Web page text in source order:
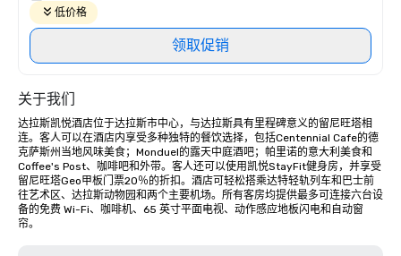
低价格
领取促销
关于我们
达拉斯凯悦酒店位于达拉斯市中心，与达拉斯具有里程碑意义的留尼旺塔相
连。客人可以在酒店内享受多种独特的餐饮选择，包括Centennial Cafe的德
克萨斯州当地风味美食；Monduel的露天中庭酒吧；帕里诺的意大利美食和
Coffee's Post、咖啡吧和外带。客人还可以使用凯悦StayFit健身房，并享受
留尼旺塔Geo甲板门票20％的折扣。酒店可轻松搭乘达特轻轨列车和巴士前
往艺术区、达拉斯动物园和两个主要机场。所有客房均提供最多可连接六台设
备的免费 Wi-Fi、咖啡机、65 英寸平面电视、动作感应地板闪电和自动窗
帘。